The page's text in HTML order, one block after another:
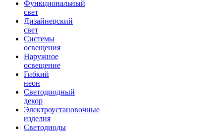
Функциональный
свет
Дизайнерский
свет
Системы
освещения
Наружное
освещение
Гибкий
неон
Светодиодный
декор
Электроустановочные
изделия
Светодиоды